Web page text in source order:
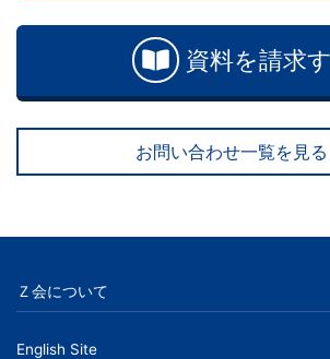
こ
は、
や
が
て、
学
資料を請求
お問い合わせ一覧を見る
Ｚ会について
English Site